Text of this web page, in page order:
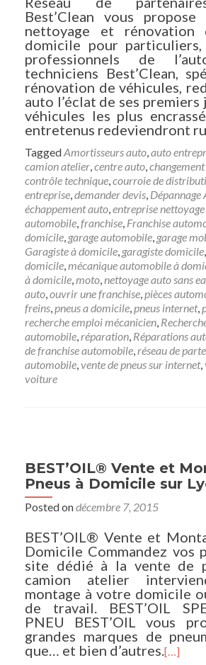
Best’Clean vous
nettoyage et rénovation
domicile pour
professionnels de
techniciens Best’Clean,
rénovation de véhicules,
auto l’éclat de ses premiers
véhicules les plus
entretenus redeviendront
TaggedAmortisseurs auto,auto
camion atelier,centre auto,
contrôle technique,courroie de
entreprise,demander devis, Dépannage
échappement auto,entreprise
automobile,franchise, Franchise
domicile, garage automobile, garage
Garagiste à domicile, garagiste domicile,
domicile,mécanique automobile à
à domicile,moto,nettoyage auto sans
auto,ouvrir une franchise,pièces
freins,pneus a domicile,pneus internet,
recherche emploi mécanicien,
automobile,réparation, Réparations
de franchise automobile,réseau de
automobile,vente de pneus sur internet,
voiture
BEST’OIL® Vente et
Pneus à Domicile sur
Posted ondécembre 7, 2015
BEST’OIL® Vente et
Domicile Commandez vos
site dédié à la vente de
camion atelier
montage à votre domicile
de travail. BEST’OIL
PNEU BEST’OIL vous
grandes marques de
que… et bien d’autres.[…]